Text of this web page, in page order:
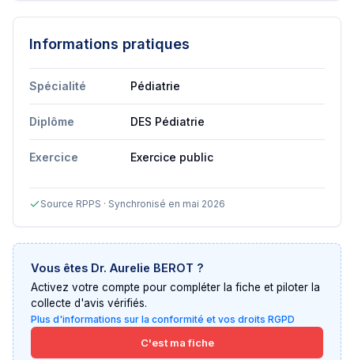
Informations pratiques
Spécialité Pédiatrie
Diplôme DES Pédiatrie
Exercice Exercice public
Source RPPS · Synchronisé en mai 2026
Vous êtes Dr. Aurelie BEROT ?
Activez votre compte pour compléter la fiche et piloter la
collecte d'avis vérifiés.
Plus d'informations sur la conformité et vos droits RGPD
C'est ma fiche